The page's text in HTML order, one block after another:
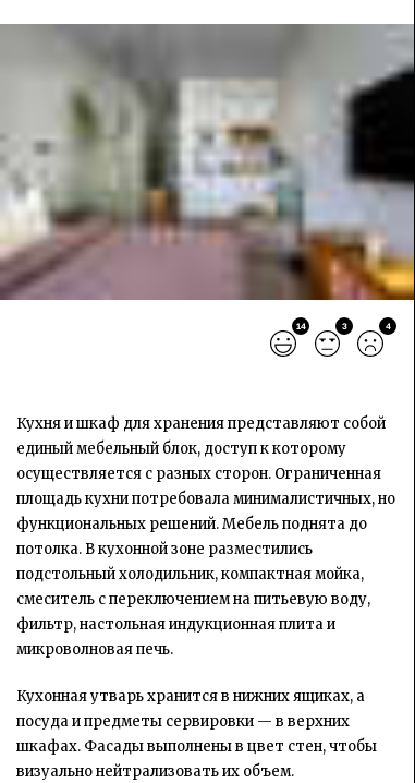
14 3 4
Кухня и шкаф для хранения представляют собой
единый мебельный блок, доступ к которому
осуществляется с разных сторон. Ограниченная
площадь кухни потребовала минималистичных, но
функциональных решений. Мебель поднята до
потолка. В кухонной зоне разместились
подстольный холодильник, компактная мойка,
смеситель с переключением на питьевую воду,
фильтр, настольная индукционная плита и
микроволновая печь.
Кухонная утварь хранится в нижних ящиках, а
посуда и предметы сервировки — в верхних
шкафах. Фасады выполнены в цвет стен, чтобы
визуально нейтрализовать их объем.